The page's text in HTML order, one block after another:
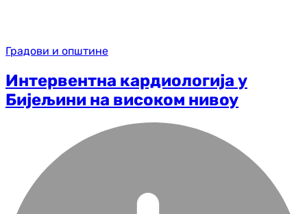
Градови и општине
Интервентна кардиологија у
Бијељини на високом нивоу